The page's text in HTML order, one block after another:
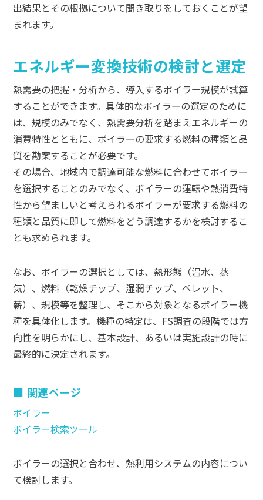
出結果とその根拠について聞き取りをしておくことが望
まれます。
エネルギー変換技術の検討と選定
熱需要の把握・分析から、導入するボイラー規模が試算
することができます。具体的なボイラーの選定のために
は、規模のみでなく、熱需要分析を踏まえエネルギーの
消費特性とともに、ボイラーの要求する燃料の種類と品
質を勘案することが必要です。
その場合、地域内で調達可能な燃料に合わせてボイラー
を選択することのみでなく、ボイラーの運転や熱消費特
性から望ましいと考えられるボイラーが要求する燃料の
種類と品質に即して燃料をどう調達するかを検討するこ
とも求められます。
なお、ボイラーの選択としては、熱形態（温水、蒸
気）、燃料（乾燥チップ、湿潤チップ、ペレット、
薪）、規模等を整理し、そこから対象となるボイラー機
種を具体化します。機種の特定は、FS調査の段階では方
向性を明らかにし、基本設計、あるいは実施設計の時に
最終的に決定されます。
関連ページ
ボイラー
ボイラー検索ツール
ボイラーの選択と合わせ、熱利用システムの内容につい
て検討します。